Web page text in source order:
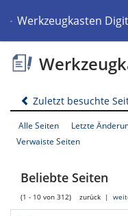
Werkzeugkasten
Zuletzt besuchte
Alle Seiten Letzte
Verwaiste Seiten
Beliebte Seiten
(1 - 10 von 312) zurück |